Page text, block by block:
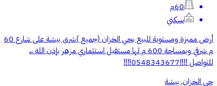
60م
سكني
أرض مميزة ومستوية للبيع بحي الخزان (جميع )شرق بيشة على شارع 60
م شرقي وبمساحة 600 م لها مستقبل استثماري مزهر بإذن الله ،،
للتواصل ‼️‼️0548343677‼️‼️
حي الخزان, بيشة